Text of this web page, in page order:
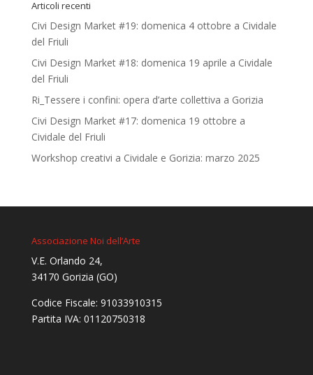
Articoli recenti
Civi Design Market #19: domenica 4 ottobre a Cividale
del Friuli
Civi Design Market #18: domenica 19 aprile a Cividale
del Friuli
Ri_Tessere i confini: opera d’arte collettiva a Gorizia
Civi Design Market #17: domenica 19 ottobre a
Cividale del Friuli
Workshop creativi a Cividale e Gorizia: marzo 2025
Associazione Noi dell’Arte
V.E. Orlando 24,
34170 Gorizia (GO)
Codice Fiscale: 91033910315
Partita IVA: 01120750318